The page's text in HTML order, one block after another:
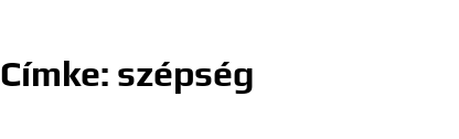
Címke: szépség